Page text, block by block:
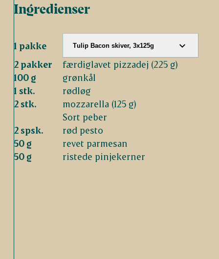
Ingredienser
1 pakke Tulip Bacon skiver, 3x125g
2 pakker
færdiglavet pizzadej (225 g)
100 g
grønkål
1 stk.
rødløg
2 stk.
mozzarella (125 g)
Sort peber
2 spsk.
rød pesto
50 g
revet parmesan
50 g
ristede pinjekerner